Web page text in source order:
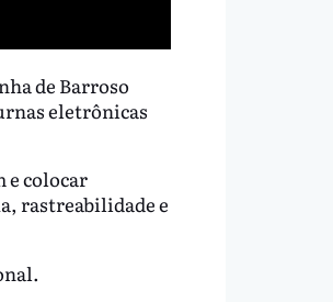
de Barroso
eletrônicas
e colocar
rastreabilidade e